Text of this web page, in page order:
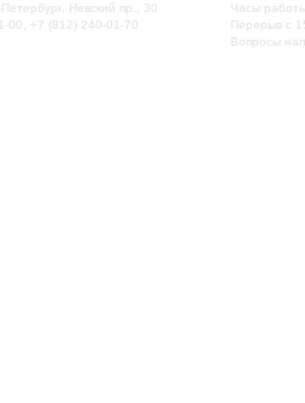
Невский пр., 30
00, +7 (812) 240-01-70
Часы
Перерыв с
Вопросы